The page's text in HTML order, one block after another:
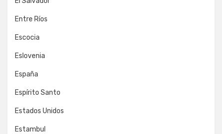
Entre Ríos
Escocia
Eslovenia
España
Espírito Santo
Estados Unidos
Estambul